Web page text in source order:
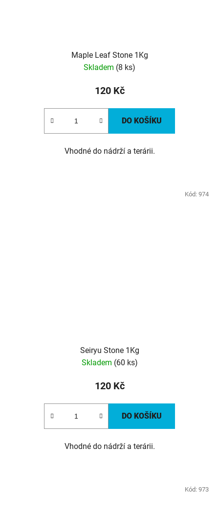
Maple Leaf Stone 1Kg
Skladem (8 ks)
120 Kč
DO KOŠÍKU
Vhodné do nádrží a terárii.
Seiryu Stone 1Kg
Skladem (60 ks)
120 Kč
DO KOŠÍKU
Vhodné do nádrží a terárii.
Kód: 974
Kód: 973